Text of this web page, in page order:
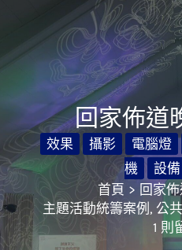
尋
回家佈道
效果 攝影 電腦燈
機
設備
首頁
回家
主題活動統籌案例 , 公
1 則